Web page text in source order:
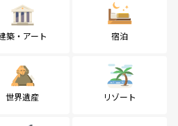
築・アート 宿泊
世界遺産 リゾート